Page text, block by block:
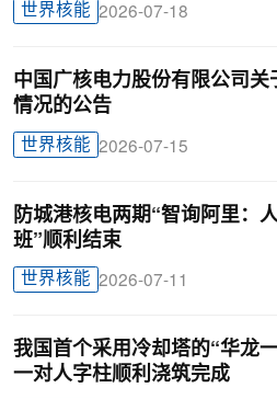
世界核能 2026-07-18
中国广核电力股份有限公司
情况的公告
世界核能 2026-07-15
防城港核电两期“智询阿里：
班”顺利结束
世界核能 2026-07-11
我国首个采用冷却塔的“华龙
一对人字柱顺利浇筑完成